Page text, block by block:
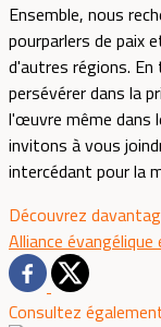
Ensemble, nous
pourparlers de paix
d'autres régions.
persévérer dans la
l'œuvre même dans
invitons à vous
intercédant pour la
Découvrez
Alliance évangélique
Consultez